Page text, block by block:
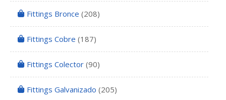
Fittings Bronce (208)
Fittings Cobre (187)
Fittings Colector (90)
Fittings Galvanizado (205)